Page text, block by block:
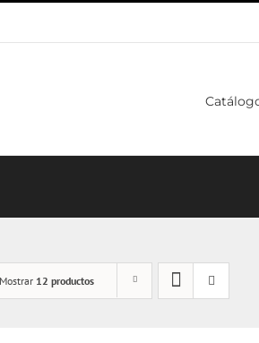
Mostrar 12 productos